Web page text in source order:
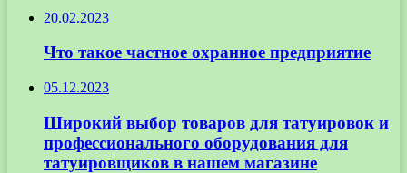
20.02.2023
Что такое частное охранное предприятие
05.12.2023
Широкий выбор товаров для татуировок и
профессионального оборудования для
татуировщиков в нашем магазине